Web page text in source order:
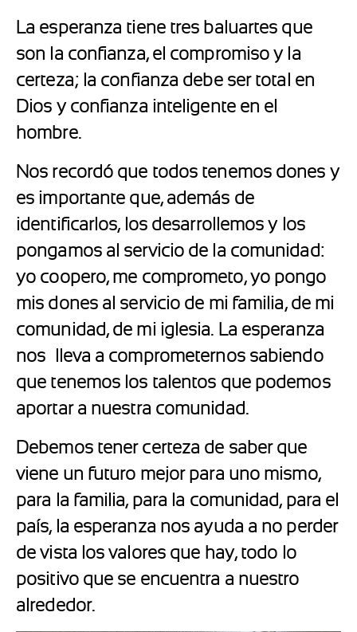
La esperanza tiene tres baluartes que
son la confianza, el compromiso y la
certeza; la confianza debe ser total en
Dios y confianza inteligente en el
hombre.
Nos recordó que todos tenemos dones y
es importante que, además de
identificarlos, los desarrollemos y los
pongamos al servicio de la comunidad:
yo coopero, me comprometo, yo pongo
mis dones al servicio de mi familia, de mi
comunidad, de mi iglesia. La esperanza
nos lleva a comprometernos sabiendo
que tenemos los talentos que podemos
aportar a nuestra comunidad.
Debemos tener certeza de saber que
viene un futuro mejor para uno mismo,
para la familia, para la comunidad, para el
país, la esperanza nos ayuda a no perder
de vista los valores que hay, todo lo
positivo que se encuentra a nuestro
alrededor.